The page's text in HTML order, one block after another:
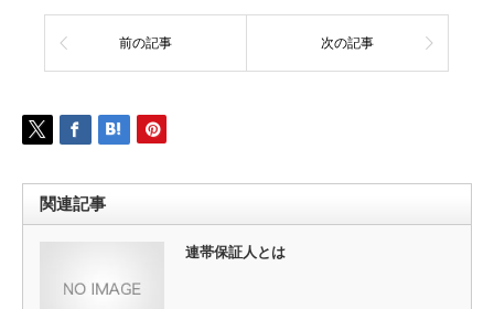
前の記事 次の記事
関連記事
連帯保証人とは